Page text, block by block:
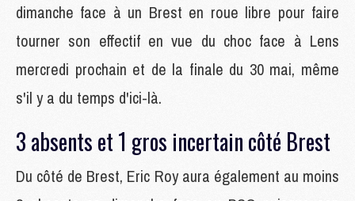
dimanche face à un Brest en roue libre pour faire
tourner son effectif en vue du choc face à Lens
mercredi prochain et de la finale du 30 mai, même
s'il y a du temps d'ici-là.
3 absents et 1 gros incertain côté Brest
Du côté de Brest, Eric Roy aura également au moins